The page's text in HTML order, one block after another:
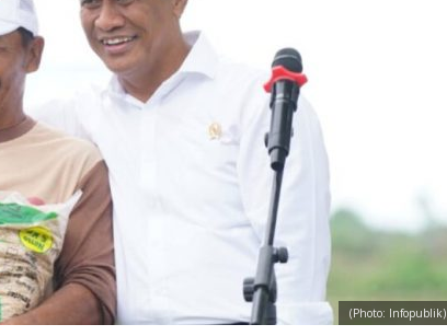
(Photo: Infopublik)